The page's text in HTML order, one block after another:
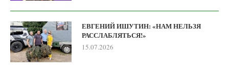
ЕВГЕНИЙ ИШУТИН: «НАМ НЕЛЬЗЯ
РАССЛАБЛЯТЬСЯ!»
15.07.2026